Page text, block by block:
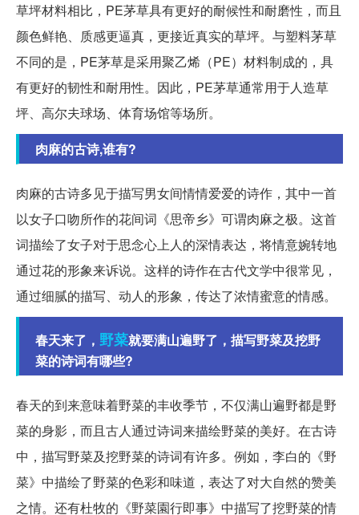
草坪材料相比，PE茅草具有更好的耐候性和耐磨性，而且
颜色鲜艳、质感更逼真，更接近真实的草坪。与塑料茅草
不同的是，PE茅草是采用聚乙烯（PE）材料制成的，具
有更好的韧性和耐用性。因此，PE茅草通常用于人造草
坪、高尔夫球场、体育场馆等场所。
肉麻的古诗,谁有?
肉麻的古诗多见于描写男女间情情爱爱的诗作，其中一首
以女子口吻所作的花间词《思帝乡》可谓肉麻之极。这首
词描绘了女子对于思念心上人的深情表达，将情意婉转地
通过花的形象来诉说。这样的诗作在古代文学中很常见，
通过细腻的描写、动人的形象，传达了浓情蜜意的情感。
春天来了， 野菜就要满山遍野了，描写野菜及挖野
菜的诗词有哪些?
春天的到来意味着野菜的丰收季节，不仅满山遍野都是野
菜的身影，而且古人通过诗词来描绘野菜的美好。在古诗
中，描写野菜及挖野菜的诗词有许多。例如，李白的《野
菜》中描绘了野菜的色彩和味道，表达了对大自然的赞美
之情。还有杜牧的《野菜園行即事》中描写了挖野菜的情